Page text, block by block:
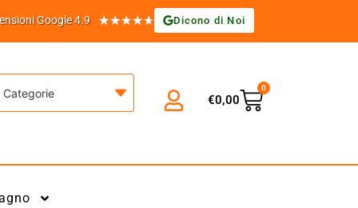
Google 4.9 ★★★★★ Dicono di Noi
Categorie €0,00
0